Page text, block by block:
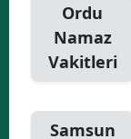
Ordu
Namaz
Vakitleri
Samsun